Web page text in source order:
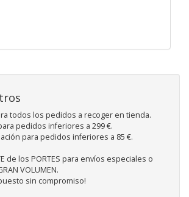
todos los pedidos a recoger en tienda.
pedidos inferiores a 299 €.
para pedidos inferiores a 85 €.
de los PORTES para envíos especiales o
VOLUMEN.
sin compromiso!